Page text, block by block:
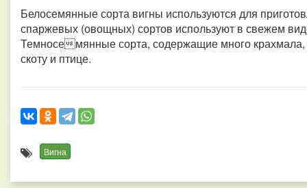
Белосемянные сорта вигны используются для
спаржевых (овощных) сортов используют в свежем
Темносемянные сорта, содержащие много крахмала,
скоту и птице.
Вигна